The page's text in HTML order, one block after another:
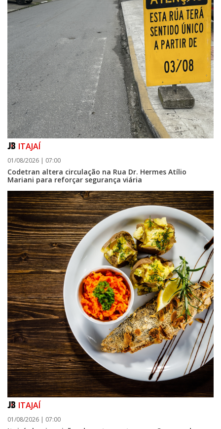
ITAJAÍ
01/08/2026 | 07:00
Codetran altera circulação na Rua Dr. Hermes Atílio
Mariani para reforçar segurança viária
ITAJAÍ
01/08/2026 | 07:00